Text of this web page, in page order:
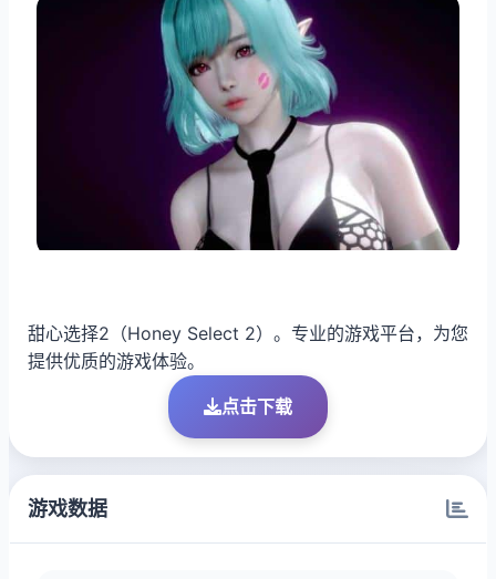
甜心选择2（Honey Select 2）。专业的游戏平台，为您
提供优质的游戏体验。
点击下载
游戏数据